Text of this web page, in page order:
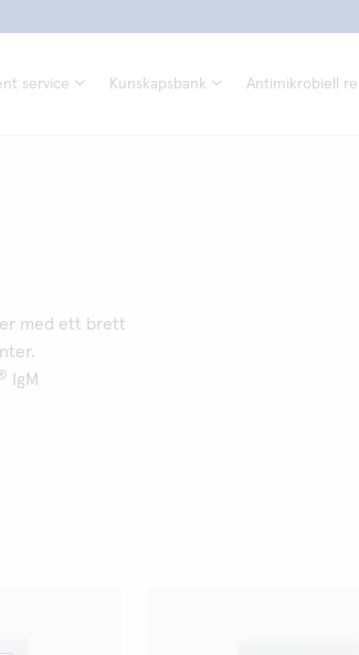
service Kunskapsbank Antimikrobiell
med ett brett
IgM